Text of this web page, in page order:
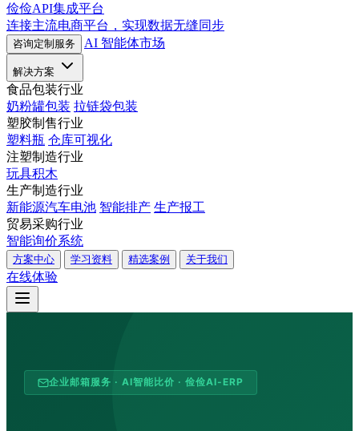
俭俭API集成平台
连接主流电商平台，实现数据无缝同步
咨询定制服务 AI 智能体市场
解决方案
食品包装行业
奶粉罐包装 拉链袋包装
塑胶制售行业
塑料瓶 仓库可视化
注塑制造行业
玩具积木
生产制造行业
新能源汽车电池 智能排产 生产报工
贸易采购行业
智能询价系统
方案中心 学习资料 精选案例 关于我们
在线体验
企业邮箱服务 · AI智能比价 · 俭俭AI-ERP